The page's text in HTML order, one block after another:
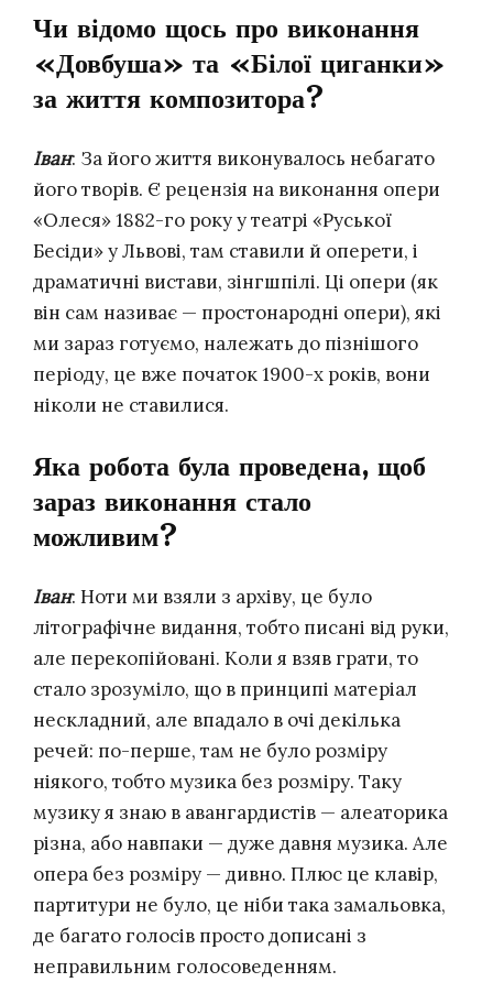
Чи відомо щось про виконання
«Довбуша» та «Білої циганки»
за життя композитора?
Іван: За його життя виконувалось небагато
його творів. Є рецензія на виконання опери
«Олеся» 1882-го року у театрі «Руської
Бесіди» у Львові, там ставили й оперети, і
драматичні вистави, зінгшпілі. Ці опери (як
він сам називає — простонародні опери), які
ми зараз готуємо, належать до пізнішого
періоду, це вже початок 1900-х років, вони
ніколи не ставилися.
Яка робота була проведена, щоб
зараз виконання стало
можливим?
Іван: Ноти ми взяли з архіву, це було
літографічне видання, тобто писані від руки,
але перекопійовані. Коли я взяв грати, то
стало зрозуміло, що в принципі матеріал
нескладний, але впадало в очі декілька
речей: по-перше, там не було розміру
ніякого, тобто музика без розміру. Таку
музику я знаю в авангардистів — алеаторика
різна, або навпаки — дуже давня музика. Але
опера без розміру — дивно. Плюс це клавір,
партитури не було, це ніби така замальовка,
де багато голосів просто дописані з
неправильним голосоведенням.